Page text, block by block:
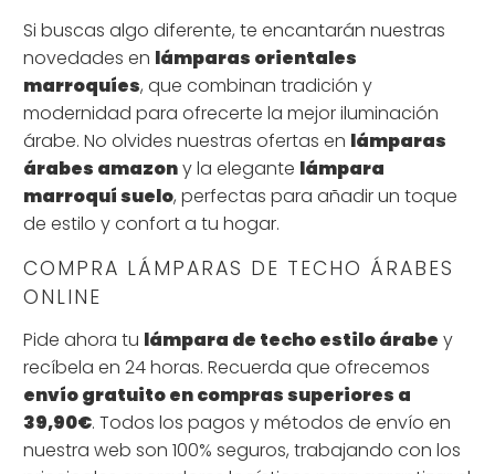
Si buscas algo diferente, te encantarán nuestras
novedades en lámparas orientales
marroquíes, que combinan tradición y
modernidad para ofrecerte la mejor iluminación
árabe. No olvides nuestras ofertas en lámparas
árabes amazony la elegante lámpara
marroquí suelo, perfectas para añadir un toque
de estilo y confort a tu hogar.
COMPRA LÁMPARAS DE TECHO ÁRABES
ONLINE
Pide ahora tu lámpara de techo estilo árabe y
recíbela en 24 horas. Recuerda que ofrecemos
envío gratuito en compras superiores a
39,90€. Todos los pagos y métodos de envío en
nuestra web son 100% seguros, trabajando con los